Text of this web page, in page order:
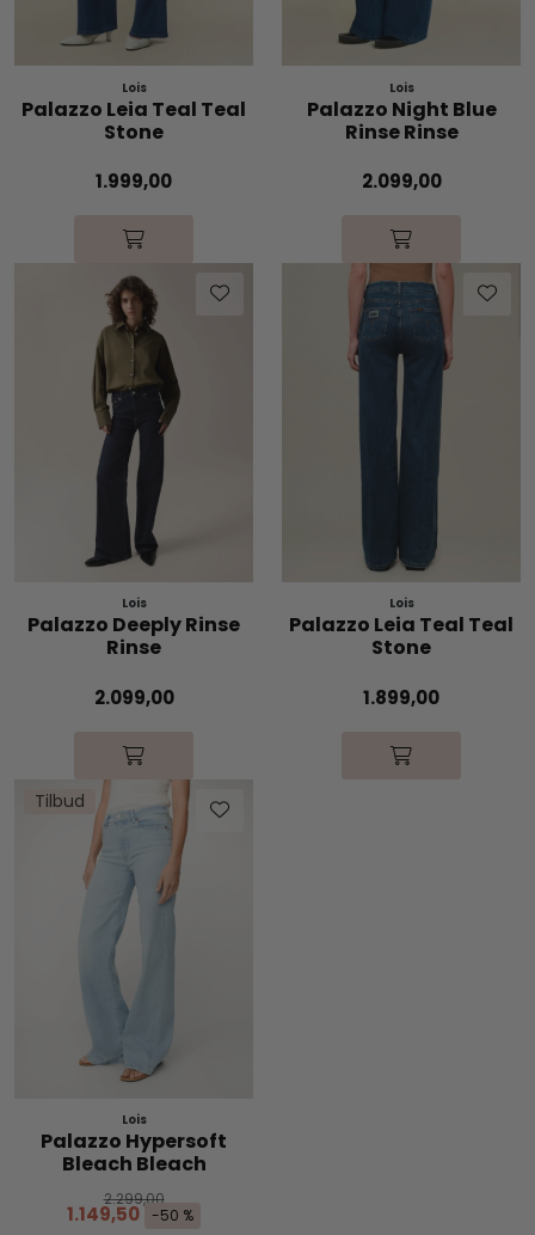
Lois
Palazzo Leia Teal Teal
Stone
1.999,00
Lois
Palazzo Night Blue
Rinse Rinse
2.099,00
Lois
Palazzo Deeply Rinse
Rinse
2.099,00
Lois
Palazzo Leia Teal Teal
Stone
1.899,00
Tilbud
Lois
Palazzo Hypersoft
Bleach Bleach
2.299,00
1.149,50 -50 %